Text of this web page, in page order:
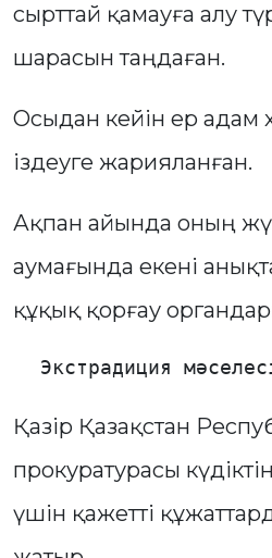
сырттай қамауға алу
шарасын таңдаған.
Осыдан кейін ер адам
іздеуге жарияланған.
Ақпан айында оның
аумағында екені
құқық қорғау
Экстрадиция
Қазір Қазақстан
прокуратурасы
үшін қажетті